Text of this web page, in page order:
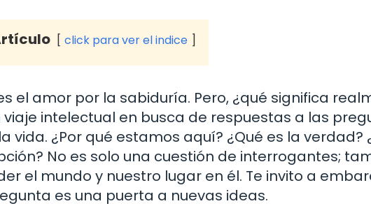
click para ver el indice
el amor por la sabiduría. Pero, ¿qué significa
viaje intelectual en busca de respuestas a las
¿Por qué estamos aquí? ¿Qué es la verdad?
No es solo una cuestión de interrogantes;
el mundo y nuestro lugar en él. Te invito a
es una puerta a nuevas ideas.